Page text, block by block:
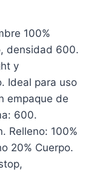
100%
densidad 600.
y
Ideal para uso
empaque de
600.
Relleno: 100%
20% Cuerpo.